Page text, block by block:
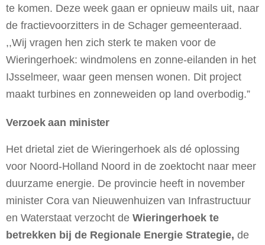
te komen. Deze week gaan er opnieuw mails uit, naar
de fractievoorzitters in de Schager gemeenteraad.
,,Wij vragen hen zich sterk te maken voor de
Wieringerhoek: windmolens en zonne-eilanden in het
IJsselmeer, waar geen mensen wonen. Dit project
maakt turbines en zonneweiden op land overbodig.”
Verzoek aan minister
Het drietal ziet de Wieringerhoek als dé oplossing
voor Noord-Holland Noord in de zoektocht naar meer
duurzame energie. De provincie heeft in november
minister Cora van Nieuwenhuizen van Infrastructuur
en Waterstaat verzocht de Wieringerhoek te
betrekken bij de Regionale Energie Strategie, de